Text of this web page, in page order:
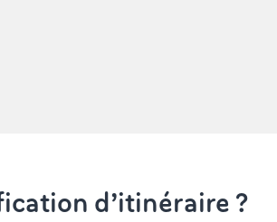
d’itinéraire ?